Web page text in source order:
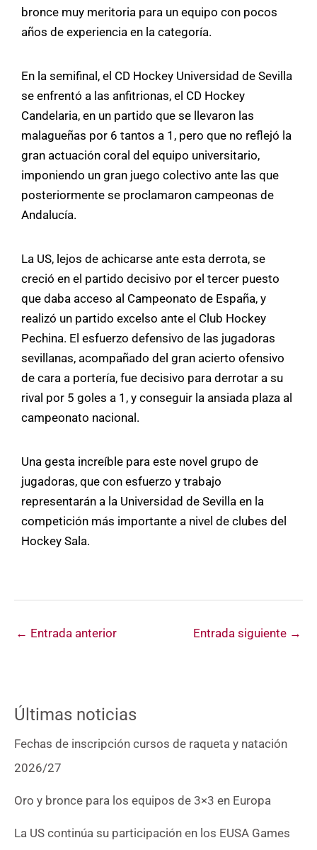
bronce muy meritoria para un equipo con pocos
años de experiencia en la categoría.
En la semifinal, el CD Hockey Universidad de Sevilla
se enfrentó a las anfitrionas, el CD Hockey
Candelaria, en un partido que se llevaron las
malagueñas por 6 tantos a 1, pero que no reflejó la
gran actuación coral del equipo universitario,
imponiendo un gran juego colectivo ante las que
posteriormente se proclamaron campeonas de
Andalucía.
La US, lejos de achicarse ante esta derrota, se
creció en el partido decisivo por el tercer puesto
que daba acceso al Campeonato de España, y
realizó un partido excelso ante el Club Hockey
Pechina. El esfuerzo defensivo de las jugadoras
sevillanas, acompañado del gran acierto ofensivo
de cara a portería, fue decisivo para derrotar a su
rival por 5 goles a 1, y conseguir la ansiada plaza al
campeonato nacional.
Una gesta increíble para este novel grupo de
jugadoras, que con esfuerzo y trabajo
representarán a la Universidad de Sevilla en la
competición más importante a nivel de clubes del
Hockey Sala.
← Entrada anterior Entrada siguiente →
Últimas noticias
Fechas de inscripción cursos de raqueta y natación
2026/27
Oro y bronce para los equipos de 3×3 en Europa
La US continúa su participación en los EUSA Games